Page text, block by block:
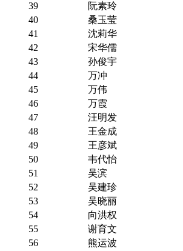
39
阮素玲
40
桑玉莹
41
沈莉华
42
宋华儒
43
孙俊宇
44
万冲
45
万伟
46
万霞
47
汪明发
48
王金成
49
王彦斌
50
韦代怡
51
吴滨
52
吴建珍
53
吴晓丽
54
向洪权
55
谢育文
56
熊运波